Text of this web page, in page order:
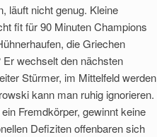
läuft nicht genug. Kleine
fit für 90 Minuten Champions
die Griechen
wechselt den nächsten
Stürmer, im Mittelfeld werden
kann man ruhig ignorieren.
Fremdkörper, gewinnt keine
Defiziten offenbaren sich